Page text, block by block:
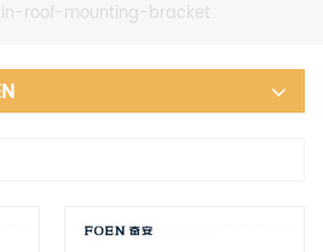
roof-mounting-bracket